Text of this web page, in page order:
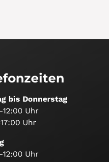
bis Donnerstag
Uhr
Uhr
Uhr